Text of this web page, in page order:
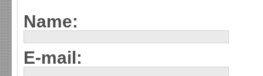
Name:
E-mail: